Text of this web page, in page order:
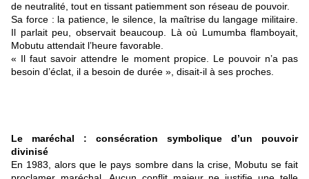
de neutralité, tout en tissant patiemment son réseau de pouvoir.
Sa force : la patience, le silence, la maîtrise du langage militaire.
Il parlait peu, observait beaucoup. Là où Lumumba flamboyait,
Mobutu attendait l’heure favorable.
« Il faut savoir attendre le moment propice. Le pouvoir n’a pas
besoin d’éclat, il a besoin de durée », disait-il à ses proches.
Le maréchal : consécration symbolique d’un pouvoir
divinisé
En 1983, alors que le pays sombre dans la crise, Mobutu se fait